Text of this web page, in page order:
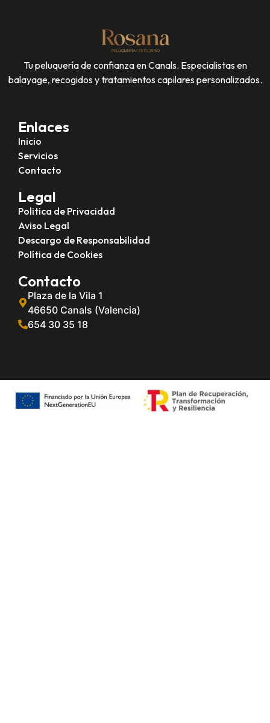
Tu peluquería de confianza en Canals. Especialistas en
balayage, recogidos y tratamientos capilares personalizados.
Enlaces
Inicio
Servicios
Contacto
Legal
Politica de Privacidad
Aviso Legal
Descargo de Responsabilidad
Política de Cookies
Contacto
Plaza de la Vila 1
46650 Canals (Valencia)
654 30 35 18